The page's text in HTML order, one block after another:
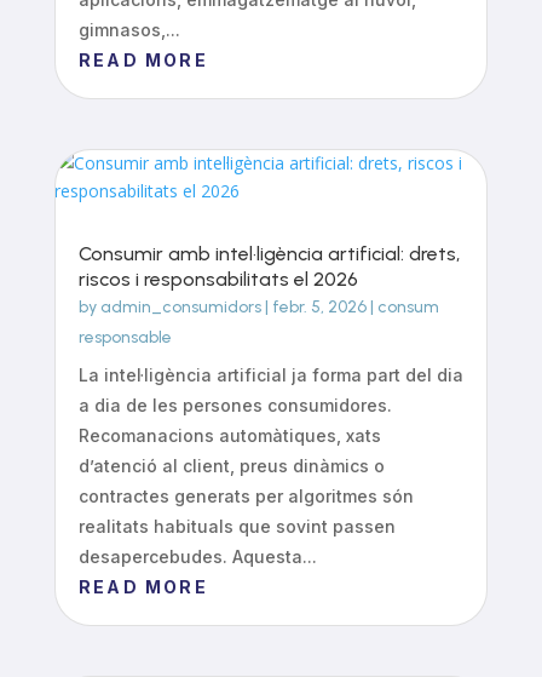
gimnasos,...
READ MORE
Consumir amb intel·ligència artificial: drets,
riscos i responsabilitats el 2026
by admin_consumidors| febr. 5, 2026| consum
responsable
La intel·ligència artificial ja forma part del dia
a dia de les persones consumidores.
Recomanacions automàtiques, xats
d’atenció al client, preus dinàmics o
contractes generats per algoritmes són
realitats habituals que sovint passen
desapercebudes. Aquesta...
READ MORE